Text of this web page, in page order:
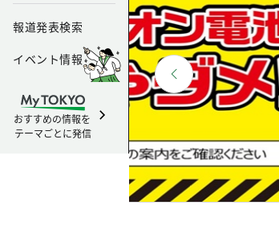
報道発表検索
イベント情報
おすすめの情報を
テーマごとに発信